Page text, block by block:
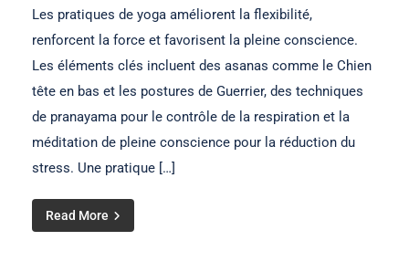
Les pratiques de yoga améliorent la flexibilité,
renforcent la force et favorisent la pleine conscience.
Les éléments clés incluent des asanas comme le Chien
tête en bas et les postures de Guerrier, des techniques
de pranayama pour le contrôle de la respiration et la
méditation de pleine conscience pour la réduction du
stress. Une pratique […]
Read More